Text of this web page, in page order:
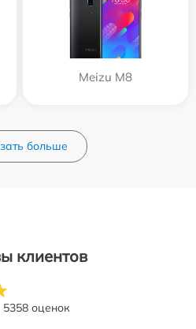
Meizu M8
больше
клиентов
5358 оценок